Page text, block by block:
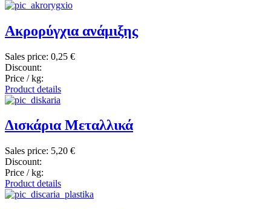
Ακρορύγχια ανάμιξης
Sales price: 0,25 €
Discount:
Price / kg:
Product details
Δισκάρια Μεταλλικά
Sales price: 5,20 €
Discount:
Price / kg:
Product details